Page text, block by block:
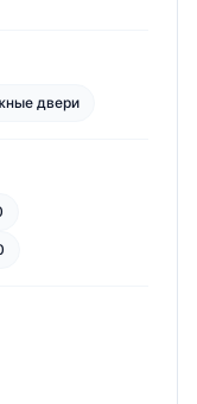
двери